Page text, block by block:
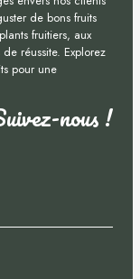
de bons fruits
fruitiers, aux
réussite. Explorez
pour une
nous !